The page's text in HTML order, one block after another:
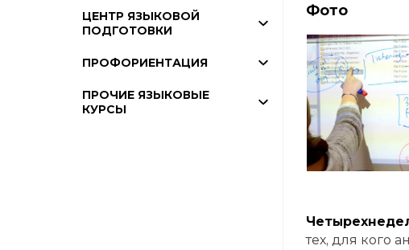
ЦЕНТР ЯЗЫКОВОЙ
ПОДГОТОВКИ
ПРОФОРИЕНТАЦИЯ
ПРОЧИЕ ЯЗЫКОВЫЕ
КУРСЫ
Фото
тех, для кого